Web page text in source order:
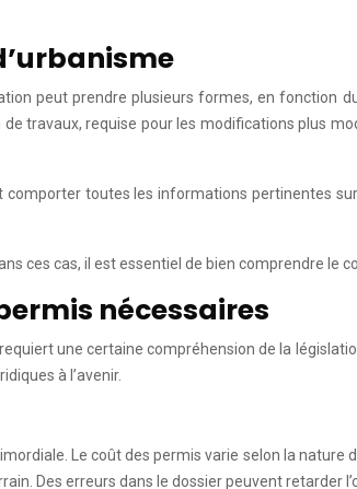
peut prendre plusieurs formes, en fonction
travaux, requise pour les modifications plus
toutes les informations pertinentes
ces cas, il est essentiel de bien comprendre le
nécessaires
une certaine compréhension de la
à l’avenir.
Le coût des permis varie selon la
Des erreurs dans le dossier peuvent retarder